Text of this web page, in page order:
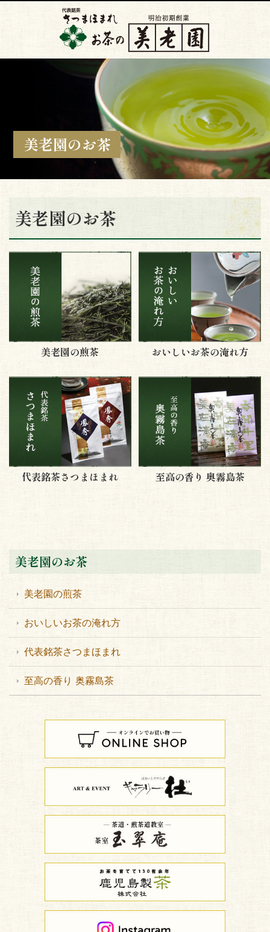
美老園のお茶
美老園のお茶
美老園の煎茶 おいしいお茶の淹れ方
代表銘茶さつまほまれ 至高の香り 奥霧島茶
美老園のお茶
美老園の煎茶
おいしいお茶の淹れ方
代表銘茶さつまほまれ
至高の香り 奥霧島茶